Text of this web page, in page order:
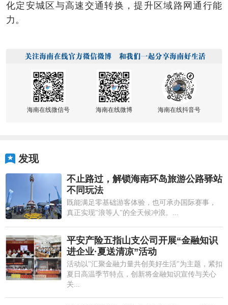
化定安城区与高速交通转换，提升区域路网通行能
力。
海南在线微信号 海南在线微博 海南在线抖音号
发现
不止路过，解锁海南环岛旅游公路驿站
不同玩法
既能满足零基础游客体验，也可承办国际赛事，
真正实现"浪等人"的全天候冲浪。...
平安产险五指山支公司开展“金融知识
进企业·夏送清凉”活动
活动以"汇聚金融力量共创美好生活"为主题，紧扣
夏日高温季节特点，创新将金融知识宣传与关心
关...